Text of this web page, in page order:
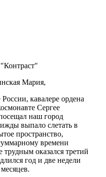
Мария,
кавалере ордена
Сергее
наш город
выпало слетать в
пространство,
времени
оказался третий
год и две недели